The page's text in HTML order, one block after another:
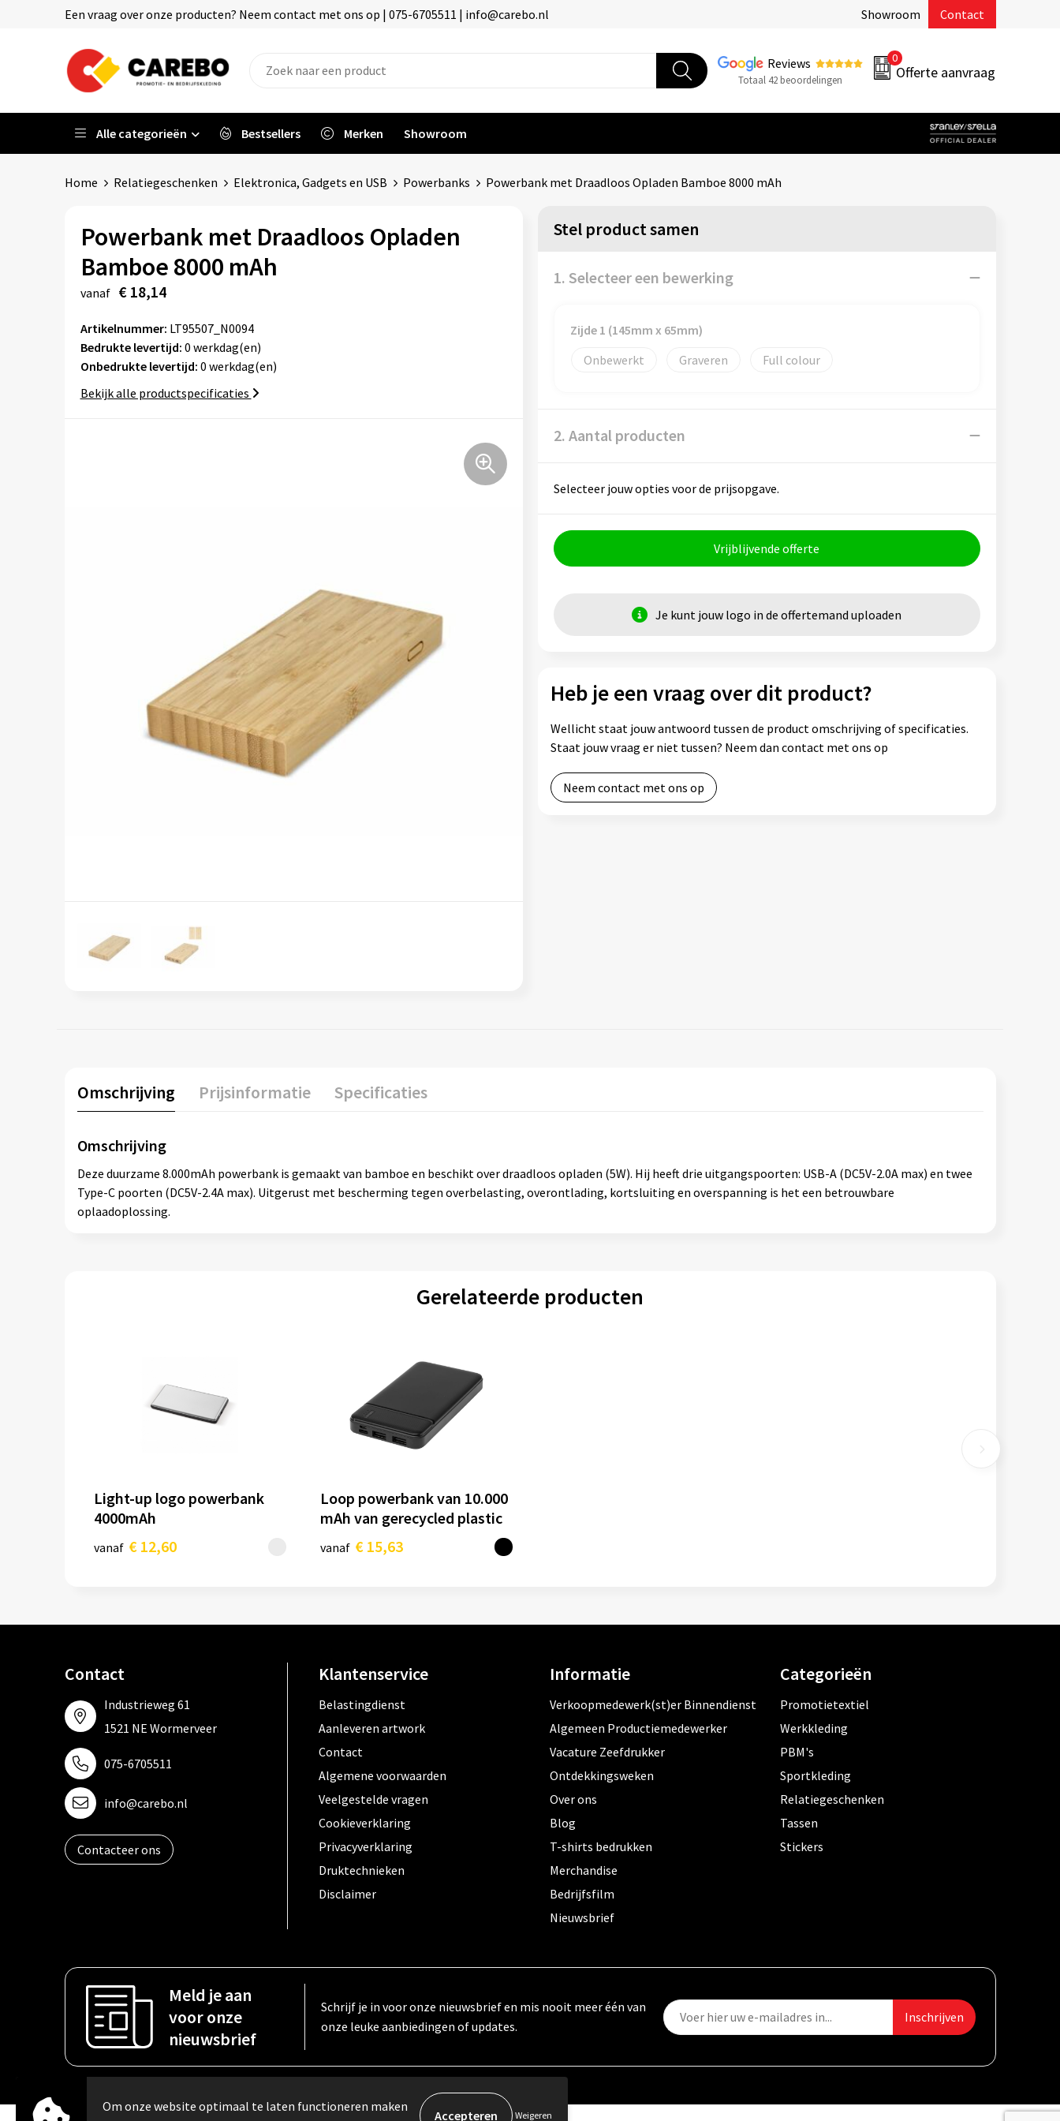
Een vraag over onze producten? Neem contact met ons op | 075-6705511 | info@carebo.nl Showroom Contact
Reviews
Totaal 42 beoordelingen
0
Offerte aanvraag
Alle categorieën Bestsellers Merken Showroom
Home Relatiegeschenken Elektronica, Gadgets en USB Powerbanks Powerbank met Draadloos Opladen Bamboe 8000 mAh
Powerbank met Draadloos Opladen
Bamboe 8000 mAh
vanaf € 18,14
Artikelnummer: LT95507_N0094
Bedrukte levertijd: 0 werkdag(en)
Onbedrukte levertijd: 0 werkdag(en)
Bekijk alle productspecificaties
Stel product samen
1. Selecteer een bewerking
Zijde 1 (145mm x 65mm)
Onbewerkt
Graveren Full colour
2. Aantal producten
Selecteer jouw opties voor de prijsopgave.
Vrijblijvende offerte
Je kunt jouw logo in de offertemand uploaden
Heb je een vraag over dit product?
Wellicht staat jouw antwoord tussen de product omschrijving of specificaties.
Staat jouw vraag er niet tussen? Neem dan contact met ons op
Neem contact met ons op
Omschrijving Prijsinformatie Specificaties
Omschrijving
Deze duurzame 8.000mAh powerbank is gemaakt van bamboe en beschikt over draadloos opladen (5W). Hij heeft drie uitgangspoorten: USB-A (DC5V-2.0A max) en twee
Type-C poorten (DC5V-2.4A max). Uitgerust met bescherming tegen overbelasting, overontlading, kortsluiting en overspanning is het een betrouwbare
oplaadoplossing.
Gerelateerde producten
Light-up logo powerbank
4000mAh
vanaf € 12,60
Loop powerbank van 10.000
mAh van gerecycled plastic
vanaf € 15,63
Contact
Industrieweg 61
1521 NE Wormerveer
075-6705511
info@carebo.nl
Contacteer ons
Klantenservice
Belastingdienst
Aanleveren artwork
Contact
Algemene voorwaarden
Veelgestelde vragen
Cookieverklaring
Privacyverklaring
Druktechnieken
Disclaimer
Informatie
Verkoopmedewerk(st)er Binnendienst
Algemeen Productiemedewerker
Vacature Zeefdrukker
Ontdekkingsweken
Over ons
Blog
T-shirts bedrukken
Merchandise
Bedrijfsfilm
Nieuwsbrief
Categorieën
Promotietextiel
Werkkleding
PBM's
Sportkleding
Relatiegeschenken
Tassen
Stickers
Meld je aan
voor onze
nieuwsbrief
Schrijf je in voor onze nieuwsbrief en mis nooit meer één van
onze leuke aanbiedingen of updates.
Om onze website optimaal te laten functioneren maken
Weigeren